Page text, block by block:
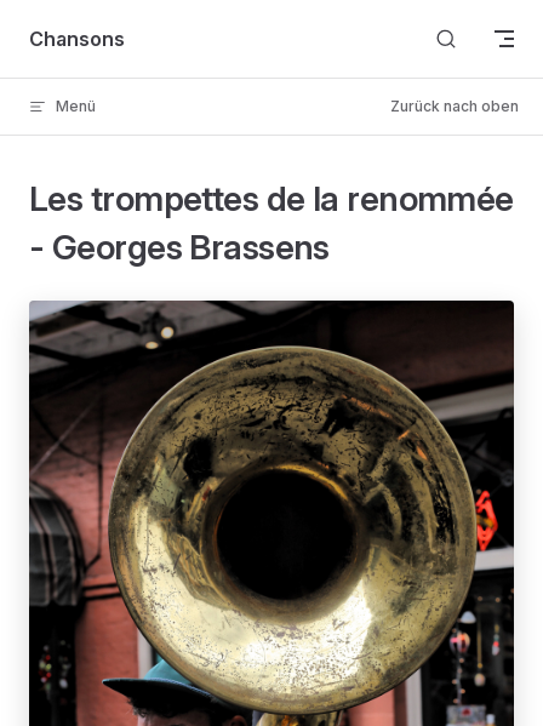
Skip to content
Chansons
Menü Zurück nach oben
Les trompettes de la renommée
- Georges Brassens